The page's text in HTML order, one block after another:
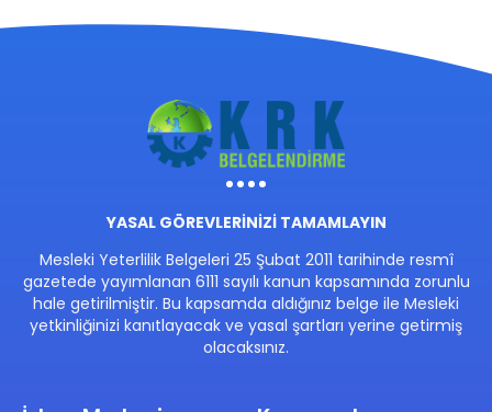
YASAL GÖREVLERİNİZİ TAMAMLAYIN
Mesleki Yeterlilik Belgeleri 25 Şubat 2011 tarihinde resmî
gazetede yayımlanan 6111 sayılı kanun kapsamında zorunlu
hale getirilmiştir. Bu kapsamda aldığınız belge ile Mesleki
yetkinliğinizi kanıtlayacak ve yasal şartları yerine getirmiş
olacaksınız.